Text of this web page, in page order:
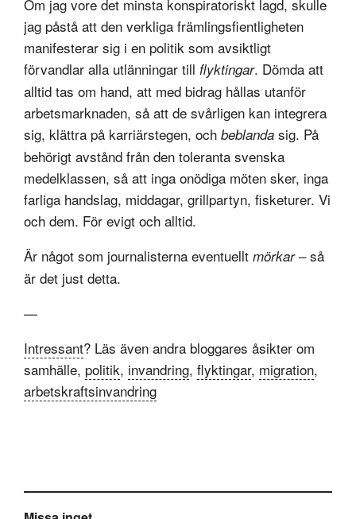
Om jag vore det minsta konspiratoriskt lagd, skulle
jag påstå att den verkliga främlingsfientligheten
manifesterar sig i en politik som avsiktligt
förvandlar alla utlänningar till flyktingar. Dömda att
alltid tas om hand, att med bidrag hållas utanför
arbetsmarknaden, så att de svårligen kan integrera
sig, klättra på karriärstegen, och beblanda sig. På
behörigt avstånd från den toleranta svenska
medelklassen, så att inga onödiga möten sker, inga
farliga handslag, middagar, grillpartyn, fisketurer. Vi
och dem. För evigt och alltid.
Är något som journalisterna eventuellt mörkar– så
är det just detta.
—
Intressant? Läs även andra bloggares åsikter om
samhälle, politik, invandring, flyktingar, migration,
arbetskraftsinvandring